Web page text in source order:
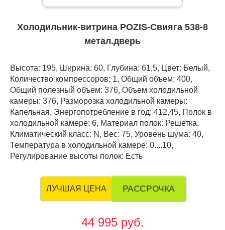
Холодильник-витрина POZIS-Свияга 538-8
метал.дверь
Высота: 195, Ширина: 60, Глубина: 61,5, Цвет: Белый,
Количество компрессоров: 1, Общий объем: 400,
Общий полезный объем: 376, Объем холодильной
камеры: 376, Разморозка холодильной камеры:
Капельная, Энергопотребление в год: 412,45, Полок в
холодильной камере: 6, Материал полок: Решетка,
Климатический класс: N, Вес: 75, Уровень шума: 40,
Температура в холодильной камере: 0....10,
Регулирование высоты полок: Есть
ЛУЧШАЯ ЦЕНА РАССРОЧКА
44 995 руб.